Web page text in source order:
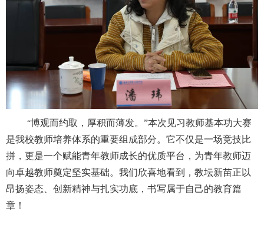
“博观而约取，厚积而薄发。”本次见习教师基本功大赛
是我校教师培养体系的重要组成部分。它不仅是一场竞技比
拼，更是一个赋能青年教师成长的优质平台，为青年教师迈
向卓越教师奠定坚实基础。我们欣喜地看到，教坛新苗正以
昂扬姿态、创新精神与扎实功底，书写属于自己的教育篇
章！